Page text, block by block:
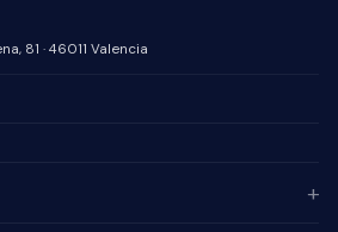
81 · 46011 Valencia
+